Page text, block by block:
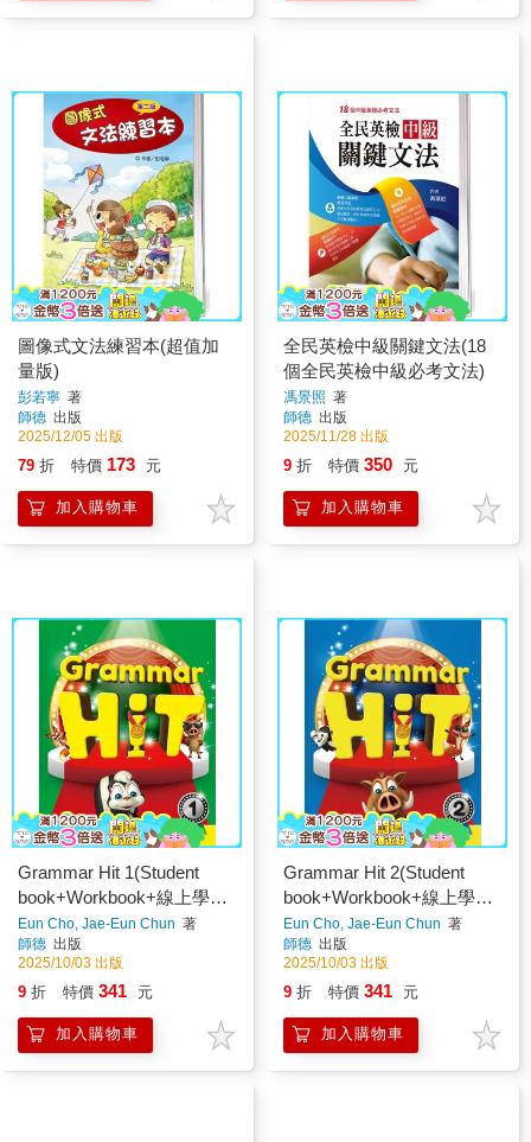
圖像式文法練習本(超值加
量版)
彭若寧 著
師德 出版
2025/12/05 出版
79 折 特價 173 元
加入購物車
全民英檢中級關鍵文法(18
個全民英檢中級必考文法)
馮景照 著
師德 出版
2025/11/28 出版
9 折 特價 350 元
加入購物車
Grammar Hit 1(Student
book+Workbook+線上學習
資源)
Eun Cho, Jae-Eun Chun 著
師德 出版
2025/10/03 出版
9 折 特價 341 元
加入購物車
Grammar Hit 2(Student
book+Workbook+線上學習
資源)
Eun Cho, Jae-Eun Chun 著
師德 出版
2025/10/03 出版
9 折 特價 341 元
加入購物車